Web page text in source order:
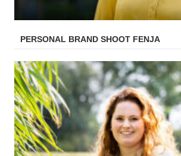
PERSONAL BRAND SHOOT FENJA